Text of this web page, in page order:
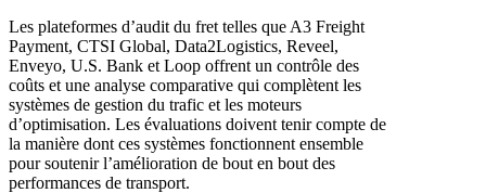
Les plateformes d’audit du fret telles que A3 Freight
Payment, CTSI Global, Data2Logistics, Reveel,
Enveyo, U.S. Bank et Loop offrent un contrôle des
coûts et une analyse comparative qui complètent les
systèmes de gestion du trafic et les moteurs
d’optimisation. Les évaluations doivent tenir compte de
la manière dont ces systèmes fonctionnent ensemble
pour soutenir l’amélioration de bout en bout des
performances de transport.